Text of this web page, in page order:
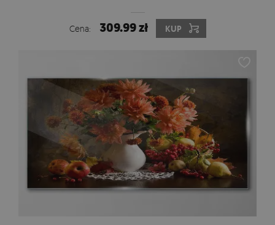
Cena: 309.99 zł KUP